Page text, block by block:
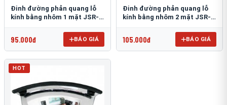
Đinh đường phản quang lỗ
kính bằng nhôm 1 mặt JSR-
95.000đ BÁO GIÁ
Đinh đường phản quang lỗ
kính bằng nhôm 2 mặt JSR-
105.000đ BÁO GIÁ
HOT